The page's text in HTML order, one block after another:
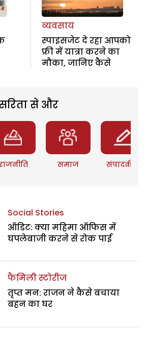
व्यवसाय
स्पाइसजेट दे रहा आपको
फ्री में यात्रा करने का
मौका, जानिए कैसे
से और
समाज संपादकीय
Social Stories
ऑडिट: क्या महिमा ऑफिस में
घपलेबाजी करने से रोक पाई
फैमिली स्टोरीज
तृप्त मन: राजन ने कैसे बचाया
बहन का घर